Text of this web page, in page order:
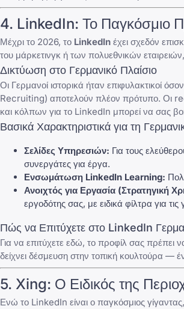
4. LinkedIn: Το Παγκόσμιο
Μέχρι το 2026, το LinkedIn έχει σχεδόν
του μάρκετινγκ ή των πολυεθνικών
Δικτύωση στο Γερμανικό Πλαίσιο
Οι Γερμανοί ιστορικά ήταν επιφυλακτικοί
Recruiting) αποτελούν πλέον πρότυπο. Οι
και κόλπων για το LinkedIn μπορεί να σας
Βασικά Χαρακτηριστικά για τη
Σελίδες Υπηρεσιών: Για τους
συνεργάτες για έργα.
Ενσωμάτωση LinkedIn Learning:
Ανοιχτός για Εργασία (Στρατηγική
εργοδότης σας, με ειδικά φίλτρα για
Πώς να Επιτύχετε στο LinkedIn
Για να επιτύχετε εδώ, το προφίλ σας πρέπει
δείχνει δέσμευση στην τοπική κουλτούρα —
5. Xing: Ο Ειδικός της
Ενώ το LinkedIn είναι ο παγκόσμιος